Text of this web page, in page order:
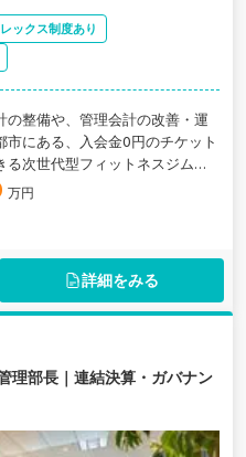
ックス制度あり
の整備や、管理会計の改善・運
にある、入会金0円のチケット
次世代型フィットネスジム「Li
求人です。
万円
詳細をみる
理部長｜連結決算・ガバナン